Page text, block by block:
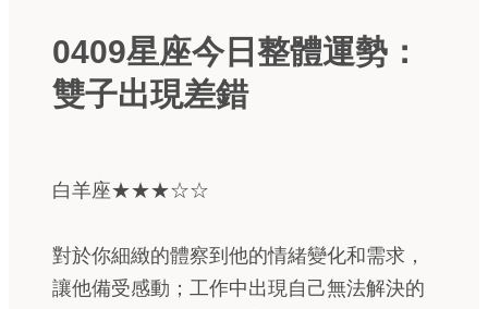
0409星座今日整體運勢：
雙子出現差錯
白羊座★★★☆☆
對於你細緻的體察到他的情緒變化和需求，
讓他備受感動；工作中出現自己無法解決的